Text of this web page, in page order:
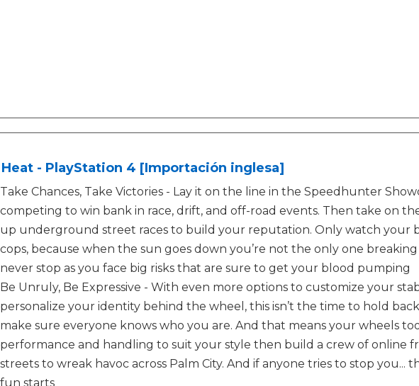
Heat - PlayStation 4 [Importación inglesa]
Take Chances, Take Victories - Lay it on the line in the Speedhunter
competing to win bank in race, drift, and off-road events. Then take on
up underground street races to build your reputation. Only watch your
cops, because when the sun goes down you’re not the only one
never stop as you face big risks that are sure to get your blood pumping
Be Unruly, Be Expressive - With even more options to customize your
personalize your identity behind the wheel, this isn’t the time to hold
make sure everyone knows who you are. And that means your wheels
performance and handling to suit your style then build a crew of online
streets to wreak havoc across Palm City. And if anyone tries to stop you...
fun starts